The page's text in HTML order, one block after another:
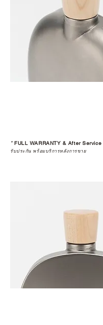
*FULL WARRANTY & After Service
รับประกัน พร้อมบริการหลังการขาย